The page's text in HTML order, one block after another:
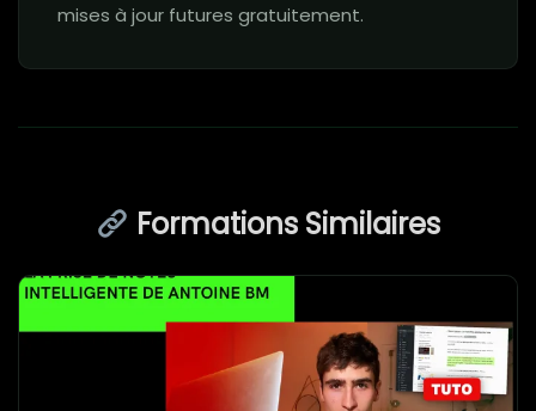
mises à jour futures gratuitement.
Formations Similaires